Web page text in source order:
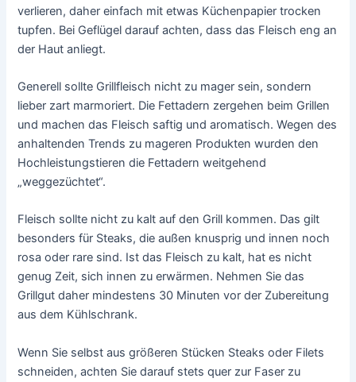
verlieren, daher einfach mit etwas Küchenpapier trocken
tupfen. Bei Geflügel darauf achten, dass das Fleisch eng an
der Haut anliegt.
Generell sollte Grillfleisch nicht zu mager sein, sondern
lieber zart marmoriert. Die Fettadern zergehen beim Grillen
und machen das Fleisch saftig und aromatisch. Wegen des
anhaltenden Trends zu mageren Produkten wurden den
Hochleistungstieren die Fettadern weitgehend
„weggezüchtet“.
Fleisch sollte nicht zu kalt auf den Grill kommen. Das gilt
besonders für Steaks, die außen knusprig und innen noch
rosa oder rare sind. Ist das Fleisch zu kalt, hat es nicht
genug Zeit, sich innen zu erwärmen. Nehmen Sie das
Grillgut daher mindestens 30 Minuten vor der Zubereitung
aus dem Kühlschrank.
Wenn Sie selbst aus größeren Stücken Steaks oder Filets
schneiden, achten Sie darauf stets quer zur Faser zu